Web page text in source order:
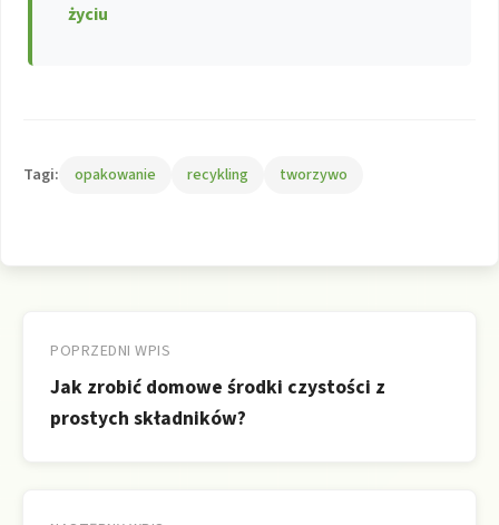
życiu
Tagi: opakowanie recykling tworzywo
wpisu
POPRZEDNI WPIS
Jak zrobić domowe środki czystości z
prostych składników?